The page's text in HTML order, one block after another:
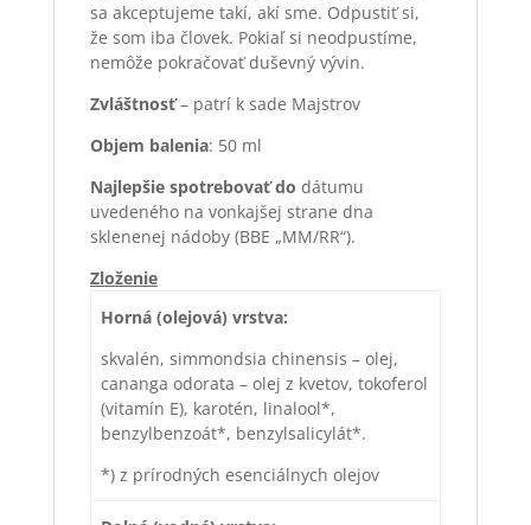
sa akceptujeme takí, akí sme. Odpustiť si,
že som iba človek. Pokiaľ si neodpustíme,
nemôže pokračovať duševný vývin.
Zvláštnosť– patrí k sade Majstrov
Objem balenia: 50 ml
Najlepšie spotrebovaťdo dátumu
uvedeného na vonkajšej strane dna
sklenenej nádoby (BBE „MM/RR“).
Zloženie
Horná (olejová) vrstva:
skvalén, simmondsia chinensis – olej,
cananga odorata – olej z kvetov, tokoferol
(vitamín E), karotén, linalool*,
benzylbenzoát*, benzylsalicylát*.
*) z prírodných esenciálnych olejov